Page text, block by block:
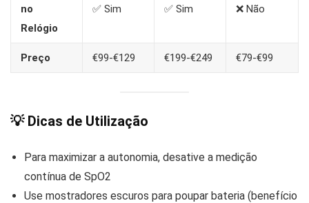
no
Relógio
✅ Sim ✅ Sim ❌ Não
Preço €99-€129 €199-€249 €79-€99
💡 Dicas de Utilização
Para maximizar a autonomia, desative a medição
contínua de SpO2
Use mostradores escuros para poupar bateria (benefício